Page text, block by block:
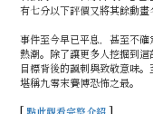
有七分以下評價又將其餘動
事件至今早已平息，甚至不
熱潮。除了讓更多人挖掘到
目標背後的諷刺與致敬意味
堪稱九零末賽博恐怖之最。